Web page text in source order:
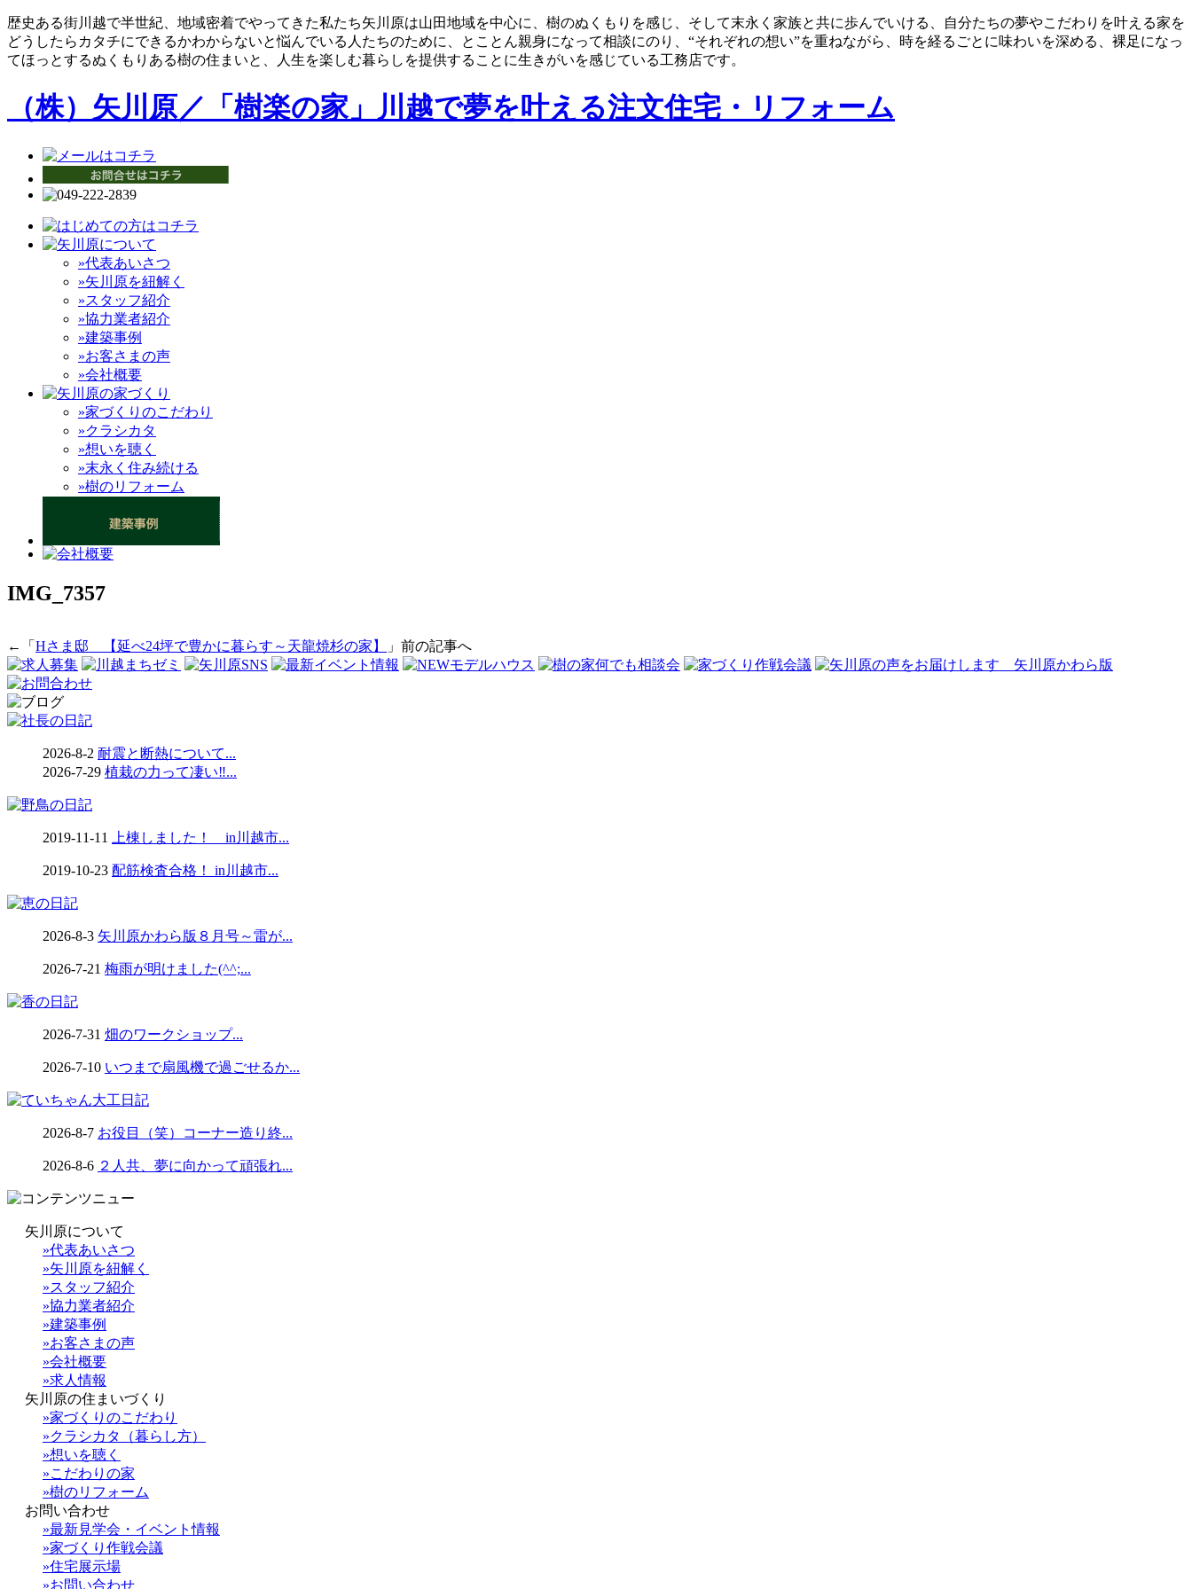
歴史ある街川越で半世紀、地域密着でやってきた私たち矢川原は山田地域を中心に、樹のぬくもりを感じ、そして末永く家族と共に歩んでいける、自分たちの夢やこだわりを叶える家を
どうしたらカタチにできるかわからないと悩んでいる人たちのために、とことん親身になって相談にのり、“それぞれの想い”を重ねながら、時を経るごとに味わいを深める、裸足になっ
てほっとするぬくもりある樹の住まいと、人生を楽しむ暮らしを提供することに生きがいを感じている工務店です。
（株）矢川原／「樹楽の家」川越で夢を叶える注文住宅・リフォーム
»代表あいさつ
»矢川原を紐解く
»スタッフ紹介
»協力業者紹介
»建築事例
»お客さまの声
»会社概要
»家づくりのこだわり
»クラシカタ
»想いを聴く
»末永く住み続ける
»樹のリフォーム
IMG_7357
←「 Hさま邸＿【延べ24坪で豊かに暮らす～天龍焼杉の家】 」前の記事へ
2026-8-2 耐震と断熱について...
2026-7-29 植栽の力って凄い‼...
2019-11-11 上棟しました！ in川越市...
2019-10-23 配筋検査合格！ in川越市...
2026-8-3 矢川原かわら版８月号～雷が...
2026-7-21 梅雨が明けました(^^;...
2026-7-31 畑のワークショップ...
2026-7-10 いつまで扇風機で過ごせるか...
2026-8-7 お役目（笑）コーナー造り終...
2026-8-6 ２人共、夢に向かって頑張れ...
矢川原について
»代表あいさつ
»矢川原を紐解く
»スタッフ紹介
»協力業者紹介
»建築事例
»お客さまの声
»会社概要
»求人情報
矢川原の住まいづくり
»家づくりのこだわり
»クラシカタ（暮らし方）
»想いを聴く
»こだわりの家
»樹のリフォーム
お問い合わせ
»最新見学会・イベント情報
»家づくり作戦会議
»住宅展示場
»お問い合わせ